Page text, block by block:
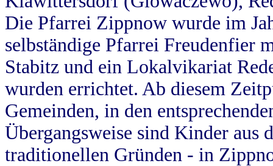
Die Pfarrei Zippnow wurde im
selbständige Pfarrei Freudenfier
Stabitz und ein Lokalvikariat
wurden errichtet. Ab diesem
Gemeinden, in den
Übergangsweise sind Kinder aus
traditionellen Gründen - in